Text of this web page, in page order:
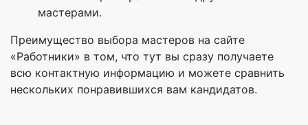
мастерами.
Преимущество выбора мастеров на сайте
«Работники» в том, что тут вы сразу получаете
всю контактную информацию и можете сравнить
нескольких понравившихся вам кандидатов.